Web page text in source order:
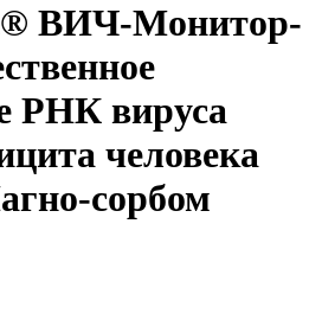
ВИЧ-Монитор-
РНК вируса
человека
сорбом